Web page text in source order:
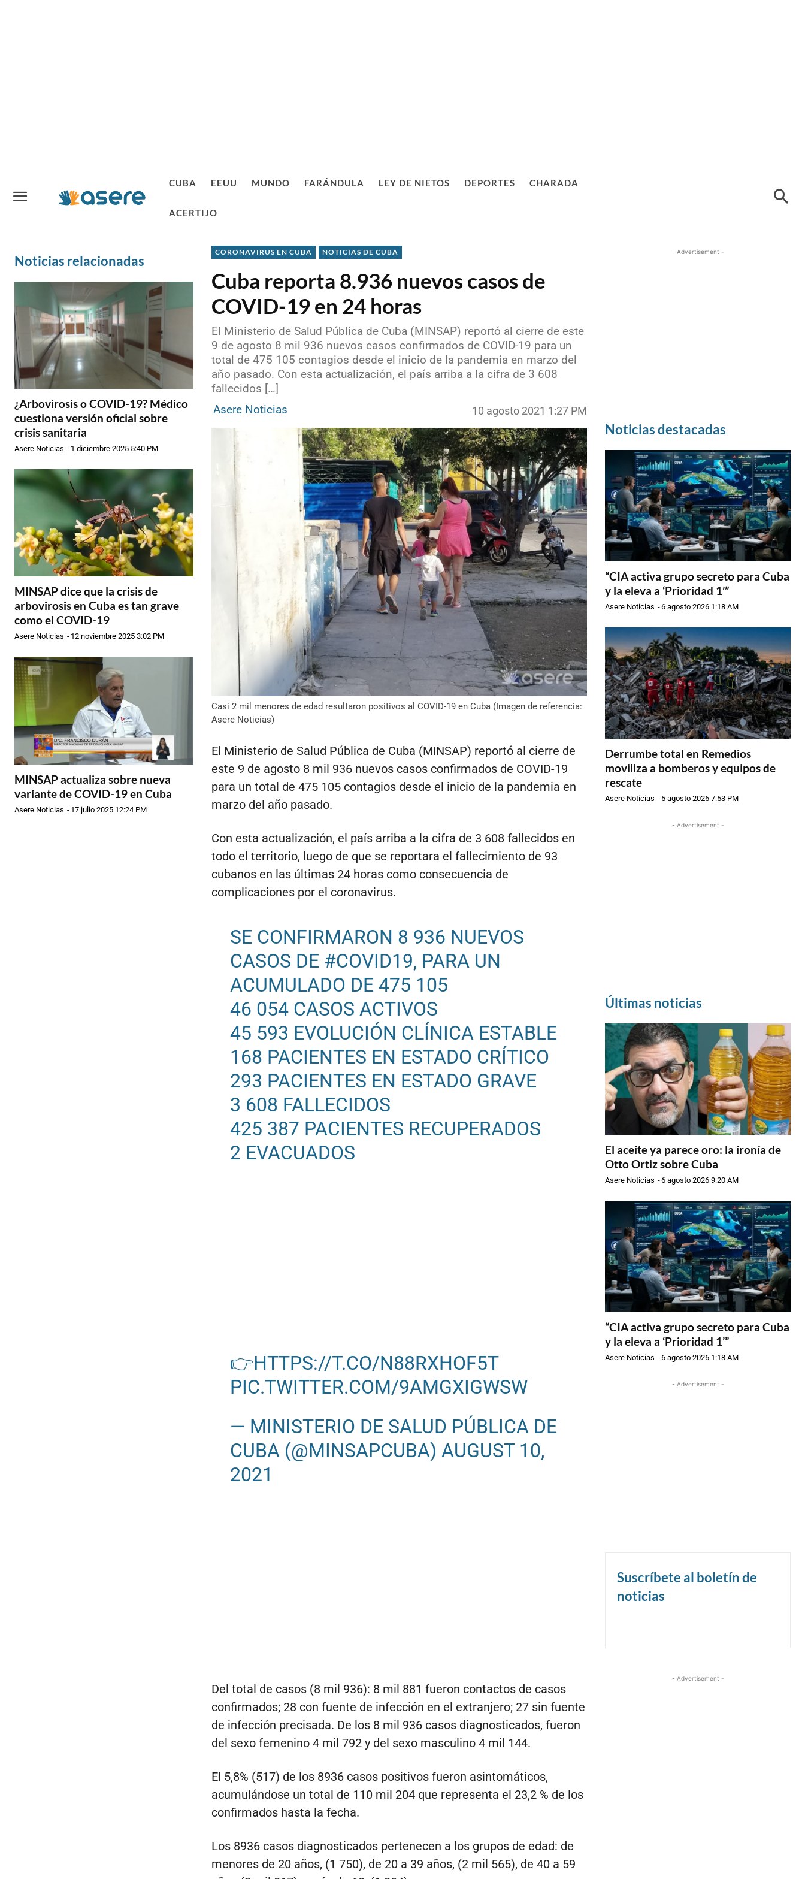
CUBA EEUU MUNDO FARÁNDULA LEY DE NIETOS DEPORTES CHARADA
ACERTIJO
Noticias relacionadas
¿Arbovirosis o COVID-19? Médico
cuestiona versión oficial sobre
crisis sanitaria
Asere Noticias - 1 diciembre 2025 5:40 PM
MINSAP dice que la crisis de
arbovirosis en Cuba es tan grave
como el COVID-19
Asere Noticias - 12 noviembre 2025 3:02 PM
MINSAP actualiza sobre nueva
variante de COVID-19 en Cuba
Asere Noticias - 17 julio 2025 12:24 PM
CORONAVIRUS EN CUBA NOTICIAS DE CUBA
Cuba reporta 8.936 nuevos casos de
COVID-19 en 24 horas
El Ministerio de Salud Pública de Cuba (MINSAP) reportó al cierre de este
9 de agosto 8 mil 936 nuevos casos confirmados de COVID-19 para un
total de 475 105 contagios desde el inicio de la pandemia en marzo del
año pasado. Con esta actualización, el país arriba a la cifra de 3 608
fallecidos […]
Asere Noticias
10 agosto 2021 1:27 PM
Casi 2 mil menores de edad resultaron positivos al COVID-19 en Cuba (Imagen de referencia:
Asere Noticias)
El Ministerio de Salud Pública de Cuba (MINSAP) reportó al cierre de
este 9 de agosto 8 mil 936 nuevos casos confirmados de COVID-19
para un total de 475 105 contagios desde el inicio de la pandemia en
marzo del año pasado.
Con esta actualización, el país arriba a la cifra de 3 608 fallecidos en
todo el territorio, luego de que se reportara el fallecimiento de 93
cubanos en las últimas 24 horas como consecuencia de
complicaciones por el coronavirus.
SE CONFIRMARON 8 936 NUEVOS
CASOS DE #COVID19, PARA UN
ACUMULADO DE 475 105
46 054 CASOS ACTIVOS
45 593 EVOLUCIÓN CLÍNICA ESTABLE
168 PACIENTES EN ESTADO CRÍTICO
293 PACIENTES EN ESTADO GRAVE
3 608 FALLECIDOS
425 387 PACIENTES RECUPERADOS
2 EVACUADOS
👉HTTPS://T.CO/N88RXHOF5T
PIC.TWITTER.COM/9AMGXIGWSW
— MINISTERIO DE SALUD PÚBLICA DE
CUBA (@MINSAPCUBA)AUGUST 10,
2021
Del total de casos (8 mil 936): 8 mil 881 fueron contactos de casos
confirmados; 28 con fuente de infección en el extranjero; 27 sin fuente
de infección precisada. De los 8 mil 936 casos diagnosticados, fueron
del sexo femenino 4 mil 792 y del sexo masculino 4 mil 144.
El 5,8% (517) de los 8936 casos positivos fueron asintomáticos,
acumulándose un total de 110 mil 204 que representa el 23,2 % de los
confirmados hasta la fecha.
Los 8936 casos diagnosticados pertenecen a los grupos de edad: de
menores de 20 años, (1 750), de 20 a 39 años, (2 mil 565), de 40 a 59
- Advertisement -
Noticias destacadas
“CIA activa grupo secreto para Cuba
y la eleva a ‘Prioridad 1’”
Asere Noticias -6 agosto 2026 1:18 AM
Derrumbe total en Remedios
moviliza a bomberos y equipos de
rescate
Asere Noticias - 5 agosto 2026 7:53 PM
- Advertisement -
Últimas noticias
El aceite ya parece oro: la ironía de
Otto Ortiz sobre Cuba
Asere Noticias -6 agosto 2026 9:20 AM
“CIA activa grupo secreto para Cuba
y la eleva a ‘Prioridad 1’”
Asere Noticias -6 agosto 2026 1:18 AM
- Advertisement -
Suscríbete al boletín de
noticias
- Advertisement -